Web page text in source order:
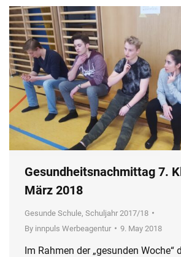
Gesundheitsnachmittag 7.
März 2018
Gesunde Schule, Schuljahr 2017/18
By innpuls Werbeagentur 9. May 2018
Im Rahmen der „gesunden Woche“